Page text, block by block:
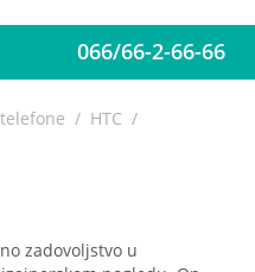
066/66-2-66-66
/ HTC /
zadovoljstvo u